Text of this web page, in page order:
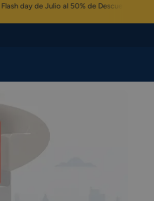
al 50% de Descuento